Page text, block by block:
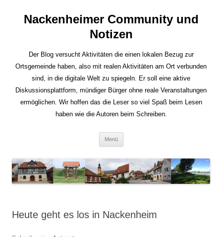
Nackenheimer Community und
Notizen
Der Blog versucht Aktivitäten die einen lokalen Bezug zur
Ortsgemeinde haben, also mit realen Aktivitäten am Ort verbunden
sind, in die digitale Welt zu spiegeln. Er soll eine aktive
Diskussionsplattform, mündiger Bürger ohne reale Veranstaltungen
ermöglichen. Wir hoffen das die Leser so viel Spaß beim Lesen
haben wie die Autoren beim Schreiben.
Menü
Heute geht es los in Nackenheim